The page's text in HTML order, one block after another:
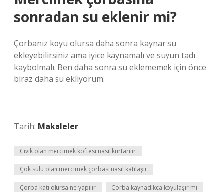
sonradan su eklenir mi?
Çorbanız koyu olursa daha sonra kaynar su
ekleyebilirsiniz ama iyice kaynamalı ve suyun tadı
kaybolmalı. Ben daha sonra su eklememek için önce
biraz daha su ekliyorum.
Tarih: Makaleler
Cıvık olan mercimek köftesi nasıl kurtarılır
Çok sulu olan mercimek çorbası nasıl katılaşır
Çorba katı olursa ne yapılır Çorba kaynadıkça koyulaşır mı